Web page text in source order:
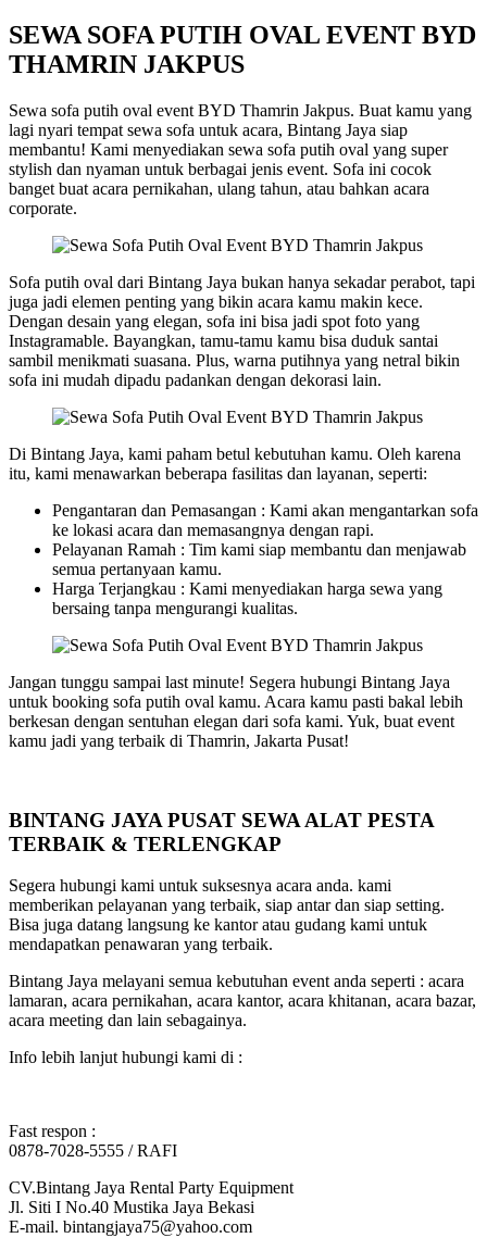
SEWA SOFA PUTIH OVAL EVENT BYD
THAMRIN JAKPUS
Sewa sofa putih oval event BYD Thamrin Jakpus. Buat kamu yang
lagi nyari tempat sewa sofa untuk acara, Bintang Jaya siap
membantu! Kami menyediakan sewa sofa putih oval yang super
stylish dan nyaman untuk berbagai jenis event. Sofa ini cocok
banget buat acara pernikahan, ulang tahun, atau bahkan acara
corporate.
Sofa putih oval dari Bintang Jaya bukan hanya sekadar perabot, tapi
juga jadi elemen penting yang bikin acara kamu makin kece.
Dengan desain yang elegan, sofa ini bisa jadi spot foto yang
Instagramable. Bayangkan, tamu-tamu kamu bisa duduk santai
sambil menikmati suasana. Plus, warna putihnya yang netral bikin
sofa ini mudah dipadu padankan dengan dekorasi lain.
Di Bintang Jaya, kami paham betul kebutuhan kamu. Oleh karena
itu, kami menawarkan beberapa fasilitas dan layanan, seperti:
Pengantaran dan Pemasangan : Kami akan mengantarkan sofa
ke lokasi acara dan memasangnya dengan rapi.
Pelayanan Ramah : Tim kami siap membantu dan menjawab
semua pertanyaan kamu.
Harga Terjangkau : Kami menyediakan harga sewa yang
bersaing tanpa mengurangi kualitas.
Jangan tunggu sampai last minute! Segera hubungi Bintang Jaya
untuk booking sofa putih oval kamu. Acara kamu pasti bakal lebih
berkesan dengan sentuhan elegan dari sofa kami. Yuk, buat event
kamu jadi yang terbaik di Thamrin, Jakarta Pusat!
BINTANG JAYA PUSAT SEWA ALAT PESTA
TERBAIK & TERLENGKAP
Segera hubungi kami untuk suksesnya acara anda. kami
memberikan pelayanan yang terbaik, siap antar dan siap setting.
Bisa juga datang langsung ke kantor atau gudang kami untuk
mendapatkan penawaran yang terbaik.
Bintang Jaya melayani semua kebutuhan event anda seperti : acara
lamaran, acara pernikahan, acara kantor, acara khitanan, acara bazar,
acara meeting dan lain sebagainya.
Info lebih lanjut hubungi kami di :
Fast respon :
0878-7028-5555 / RAFI
CV.Bintang Jaya Rental Party Equipment
Jl. Siti I No.40 Mustika Jaya Bekasi
E-mail. bintangjaya75@yahoo.com